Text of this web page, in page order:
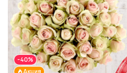
Акция
-40%